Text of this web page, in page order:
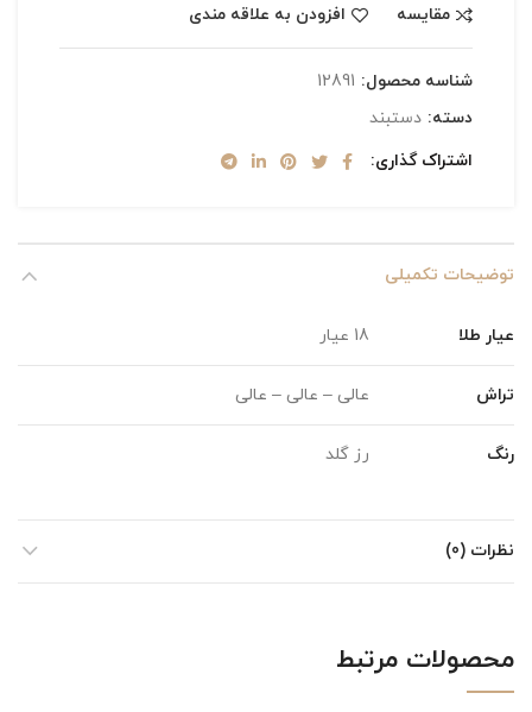
مقایسه افزودن به علاقه مندی
شناسه محصول: 12891
دسته: دستبند
اشتراک گذاری
توضیحات تکمیلی
عیار طلا 18 عیار
تراش عالی – عالی – عالی
رنگ رز گلد
نظرات (0)
محصولات مرتبط